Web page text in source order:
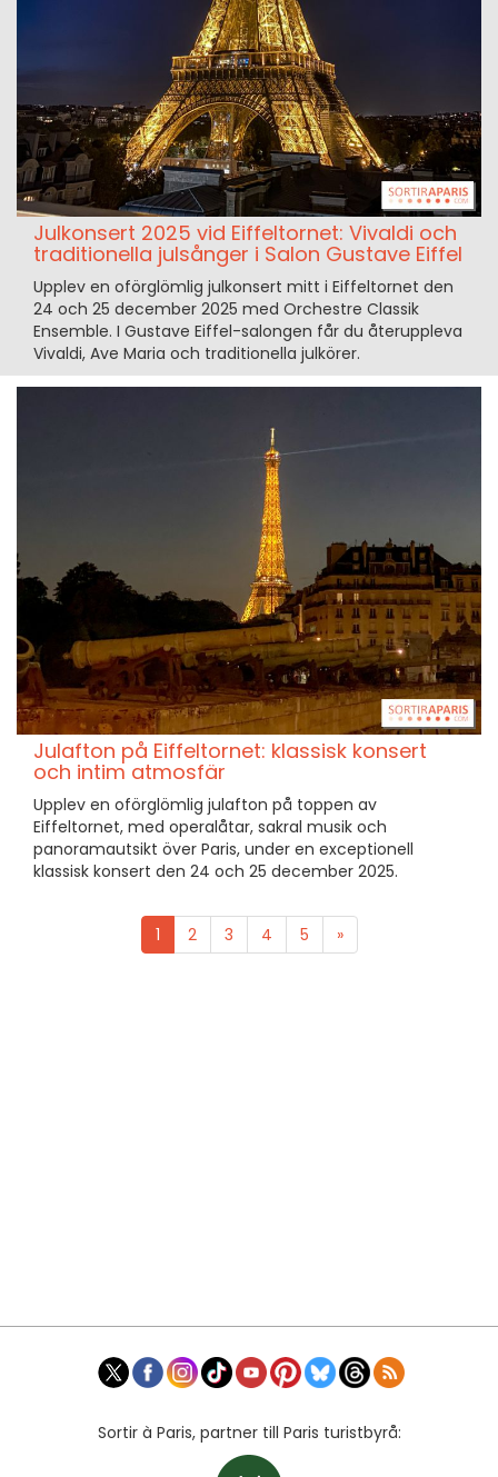
Julkonsert 2025 vid Eiffeltornet: Vivaldi och
traditionella julsånger i Salon Gustave Eiffel
Upplev en oförglömlig julkonsert mitt i Eiffeltornet den
24 och 25 december 2025 med Orchestre Classik
Ensemble. I Gustave Eiffel-salongen får du återuppleva
Vivaldi, Ave Maria och traditionella julkörer.
Julafton på Eiffeltornet: klassisk konsert
och intim atmosfär
Upplev en oförglömlig julafton på toppen av
Eiffeltornet, med operalåtar, sakral musik och
panoramautsikt över Paris, under en exceptionell
klassisk konsert den 24 och 25 december 2025.
1 2 3 4 5 »
Sortir à Paris, partner till Paris turistbyrå: